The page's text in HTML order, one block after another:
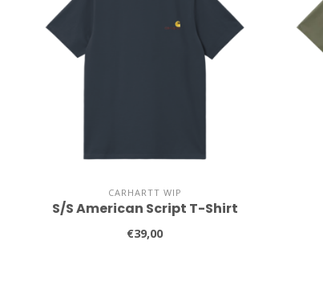
CARHARTT WIP
S/S American Script T-Shirt
€39,00